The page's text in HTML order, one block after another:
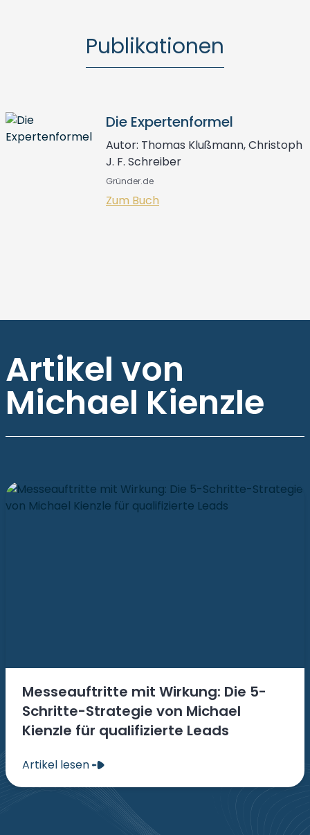
Publikationen
Die Expertenformel
Autor: Thomas Klußmann, Christoph
J. F. Schreiber
Gründer.de
Zum Buch
Artikel von
Michael Kienzle
Messeauftritte mit Wirkung: Die 5-
Schritte-Strategie von Michael
Kienzle für qualifizierte Leads
Artikel lesen